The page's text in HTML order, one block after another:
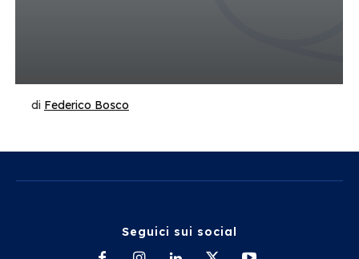
di Federico Bosco
Seguici sui social